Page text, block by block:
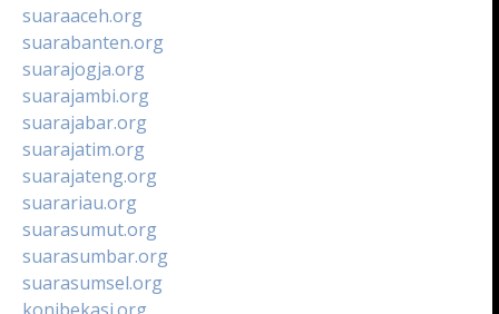
suaraaceh.org
suarabanten.org
suarajogja.org
suarajambi.org
suarajabar.org
suarajatim.org
suarajateng.org
suarariau.org
suarasumut.org
suarasumbar.org
suarasumsel.org
konibekasi.org